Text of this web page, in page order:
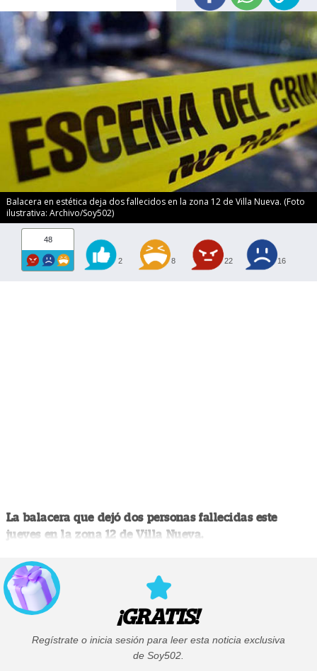
Balacera en estética deja dos fallecidos en la zona 12 de Villa Nueva. (Foto
ilustrativa: Archivo/Soy502)
48
2 8 22 16
La balacera que dejó dos personas fallecidas este
jueves en la zona 12 de Villa Nueva.
¡GRATIS!
Regístrate o inicia sesión para leer esta noticia exclusiva
de Soy502.